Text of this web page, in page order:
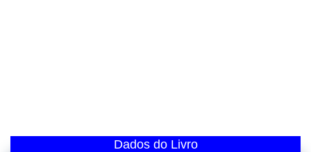
Dados do Livro